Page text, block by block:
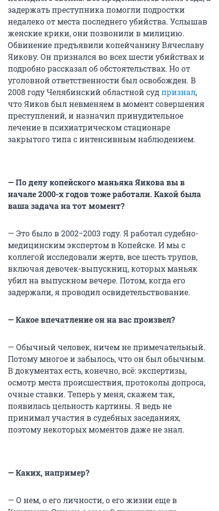
задержать преступника помогли подростки
недалеко от места последнего убийства. Услышав
женские крики, они позвонили в милицию.
Обвинение предъявили копейчанину Вячеславу
Яикову. Он признался во всех шести убийствах и
подробно рассказал об обстоятельствах. Но от
уголовной ответственности был освобожден. В
2008 году Челябинский областной судпризнал,
что Яиков был невменяем в момент совершения
преступлений, и назначил принудительное
лечение в психиатрическом стационаре
закрытого типа с интенсивным наблюдением.
— По делу копейского маньяка Яикова вы в
начале 2000-х годов тоже работали. Какой была
ваша задача на тот момент?
— Это было в 2002−2003 году. Я работал судебно-
медицинским экспертом в Копейске. И мы с
коллегой исследовали жертв, все шесть трупов,
включая девочек-выпускниц, которых маньяк
убил на выпускном вечере. Потом, когда его
задержали, я проводил освидетельствование.
— Какое впечатление он на вас произвел?
— Обычный человек, ничем не примечательный.
Потому многое и забылось, что он был обычным.
В документах есть, конечно, всё: экспертизы,
осмотр места происшествия, протоколы допроса,
очные ставки. Теперь у меня, скажем так,
появилась цельность картины. Я ведь не
принимал участия в судебных заседаниях,
поэтому некоторых моментов даже не знал.
— Каких, например?
— О нем, о его личности, о его жизни еще в